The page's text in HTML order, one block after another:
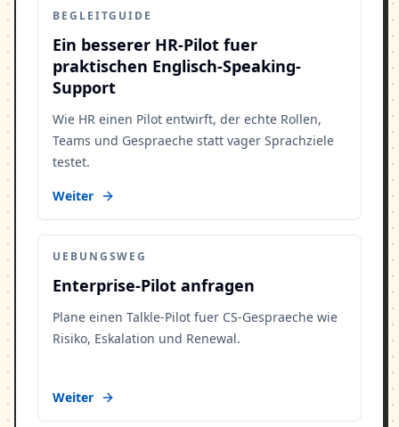
BEGLEITGUIDE
Ein besserer HR-Pilot fuer
praktischen Englisch-Speaking-
Support
Wie HR einen Pilot entwirft, der echte Rollen,
Teams und Gespraeche statt vager Sprachziele
testet.
Weiter
UEBUNGSWEG
Enterprise-Pilot anfragen
Plane einen Talkle-Pilot fuer CS-Gespraeche wie
Risiko, Eskalation und Renewal.
Weiter